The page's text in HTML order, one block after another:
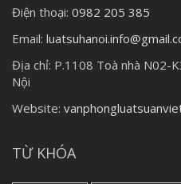
Điện thoại: 0982 205 385
Email:
Địa chỉ: P.1108 Toà nhà N02-
Nội
Website:
TỪ KHÓA